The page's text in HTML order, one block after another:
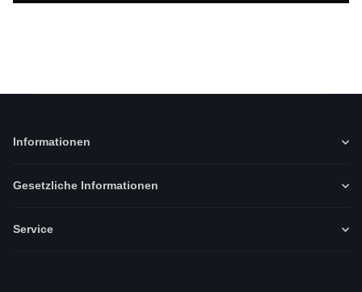
Informationen
Gesetzliche Informationen
Service